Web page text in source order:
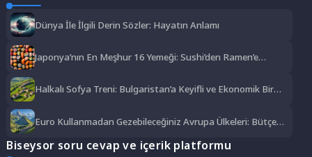
Dünya İle İlgili Derin Sözler: Hayatın Anlamı
Japonya’nın En Meşhur 16 Yemeği: Sushi’den Ramen’e
Halkalı Sofya Treni: Bulgaristan’a Keyifli ve Ekonomik Bir
Euro Kullanmadan Gezebileceğiniz Avrupa Ülkeleri: Bütçe
Biseysor soru cevap ve içerik platformu